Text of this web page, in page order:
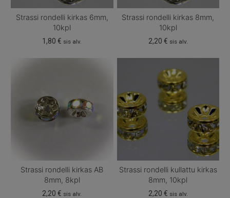
Strassi rondelli kirkas 6mm,
10kpl
1,80€ sis alv.
Strassi rondelli kirkas 8mm,
10kpl
2,20 € sis alv.
Strassi rondelli kirkas AB
8mm, 8kpl
2,20€ sis alv.
Strassi rondelli kullattu kirkas
8mm, 10kpl
2,20 € sis alv.